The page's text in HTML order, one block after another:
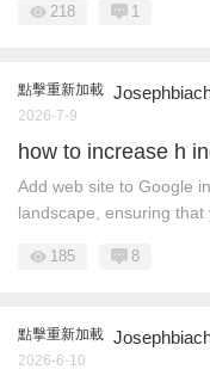
218 1
點擊重新加載
2026-7-9
how to increase h
Add web site to Google
landscape, ensuring that
185 8
點擊重新加載
2026-6-10